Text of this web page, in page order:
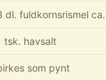
dl. fuldkornsrismel
tsk. havsalt
som pynt